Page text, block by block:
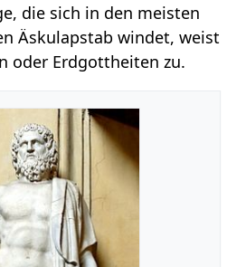
die sich in den meisten
Äskulapstab windet, weist
oder Erdgottheiten zu.